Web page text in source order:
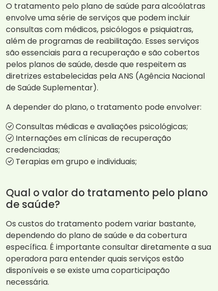
O tratamento pelo plano de saúde para alcoólatras
envolve uma série de serviços que podem incluir
consultas com médicos, psicólogos e psiquiatras,
além de programas de reabilitação. Esses serviços
são essenciais para a recuperação e são cobertos
pelos planos de saúde, desde que respeitem as
diretrizes estabelecidas pela ANS (Agência Nacional
de Saúde Suplementar).
A depender do plano, o tratamento pode envolver:
Consultas médicas e avaliações psicológicas;
Internações em clínicas de recuperação
credenciadas;
Terapias em grupo e individuais;
Qual o valor do tratamento pelo plano
de saúde?
Os custos do tratamento podem variar bastante,
dependendo do plano de saúde e da cobertura
específica. É importante consultar diretamente a sua
operadora para entender quais serviços estão
disponíveis e se existe uma coparticipação
necessária.